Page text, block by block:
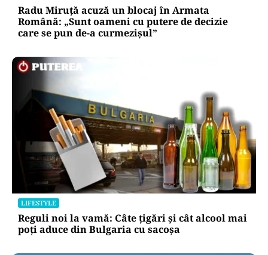
Radu Miruță acuză un blocaj în Armata
Română: „Sunt oameni cu putere de decizie
care se pun de-a curmezișul”
LIFESTYLE
Reguli noi la vamă: Câte țigări și cât alcool mai
poți aduce din Bulgaria cu sacoșa